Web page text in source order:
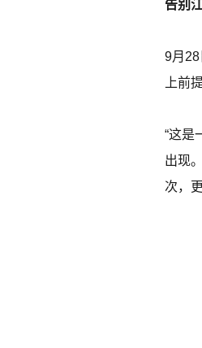
告别
9月
上前
“这是
出现
次，